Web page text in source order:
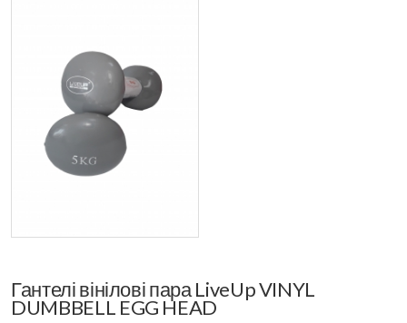
Гантелі вінілові пара LiveUp VINYL
DUMBBELL EGG HEAD